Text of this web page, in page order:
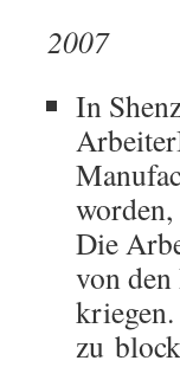
2007
In
Die
von
kriegen.
zu